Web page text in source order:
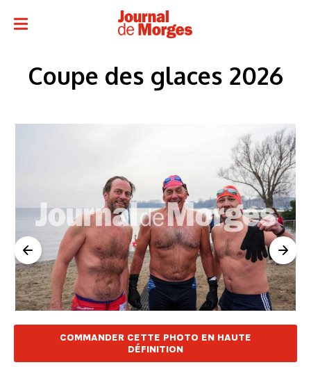
Coupe des glaces 2026
COMMANDER CETTE PHOTO EN HAUTE
DÉFINITION